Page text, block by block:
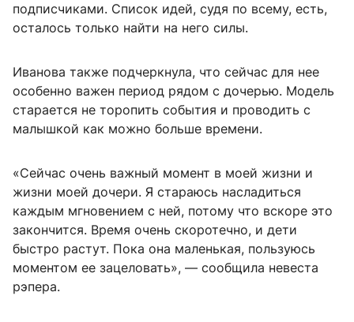
подписчиками. Список идей, судя по всему, есть,
осталось только найти на него силы.
Иванова также подчеркнула, что сейчас для нее
особенно важен период рядом с дочерью. Модель
старается не торопить события и проводить с
малышкой как можно больше времени.
«Сейчас очень важный момент в моей жизни и
жизни моей дочери. Я стараюсь насладиться
каждым мгновением с ней, потому что вскоре это
закончится. Время очень скоротечно, и дети
быстро растут. Пока она маленькая, пользуюсь
моментом ее зацеловать», — сообщила невеста
рэпера.